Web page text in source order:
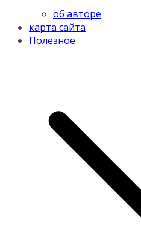
об авторе
карта сайта
Полезное